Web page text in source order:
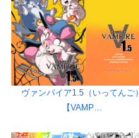
ヴァンパイア1.5（いってんご）
【VAMP…